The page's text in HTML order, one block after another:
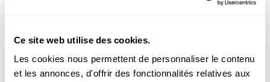
Ce site web utilise des cookies.
Les cookies nous permettent de personnaliser le contenu
et les annonces, d'offrir des fonctionnalités relatives aux
scientifique, quelles réformes
l’adapter aux quarante prochaines
années ?